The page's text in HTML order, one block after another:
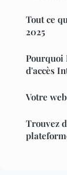
Tout ce
2025
Pourquoi
d'accès
Votre
Trouvez